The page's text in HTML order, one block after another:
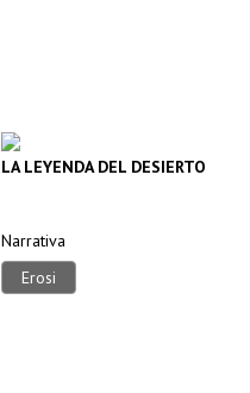
LA LEYENDA DEL DESIERTO
Narrativa
Erosi